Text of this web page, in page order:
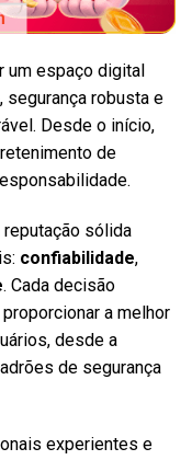
um espaço digital
robusta e
Desde o início,
de
sólida
confiabilidade,
. Cada decisão
a melhor
desde a
de segurança
experientes e